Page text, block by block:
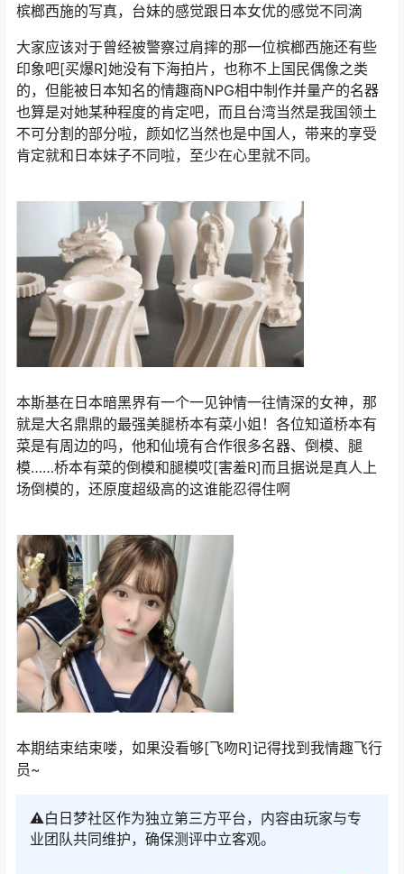
槟榔西施的写真，台妹的感觉跟日本女优的感觉不同滴
大家应该对于曾经被警察过肩摔的那一位槟榔西施还有些
印象吧[买爆R]她没有下海拍片，也称不上国民偶像之类
的，但能被日本知名的情趣商NPG相中制作并量产的名器
也算是对她某种程度的肯定吧，而且台湾当然是我国领土
不可分割的部分啦，颜如忆当然也是中国人，带来的享受
肯定就和日本妹子不同啦，至少在心里就不同。
本斯基在日本暗黑界有一个一见钟情一往情深的女神，那
就是大名鼎鼎的最强美腿桥本有菜小姐！各位知道桥本有
菜是有周边的吗，他和仙境有合作很多名器、 倒模、腿
模……桥本有菜的倒模和腿模哎[害羞R]而且据说是真人上
场倒模的，还原度超级高的这谁能忍得住啊
本期结束结束喽，如果没看够[飞吻R]记得找到我情趣飞行
员~
⚠️白日梦社区作为独立第三方平台，内容由玩家与专
业团队共同维护，确保测评中立客观。